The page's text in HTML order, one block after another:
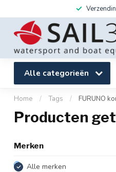
Alle categorieën
Home / Tags / FURUNO
Producten
Merken
Alle merken